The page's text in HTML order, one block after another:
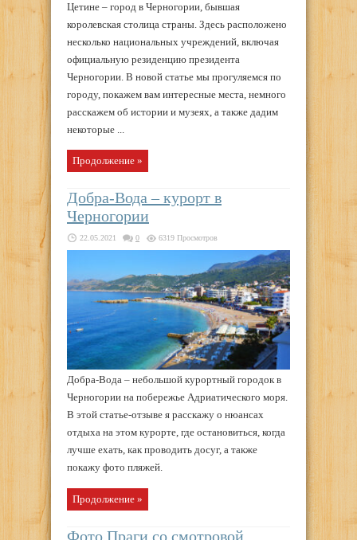
Цетине – город в Черногории, бывшая
королевская столица страны. Здесь расположено
несколько национальных учреждений, включая
официальную резиденцию президента
Черногории. В новой статье мы прогуляемся по
городу, покажем вам интересные места, немного
расскажем об истории и музеях, а также дадим
некоторые ...
Продолжение »
Добра-Вода – курорт в
Черногории
22.05.2021 0 6319 Просмотров
Добра-Вода – небольшой курортный городок в
Черногории на побережье Адриатического моря.
В этой статье-отзыве я расскажу о нюансах
отдыха на этом курорте, где остановиться, когда
лучше ехать, как проводить досуг, а также
покажу фото пляжей.
Продолжение »
Фото Праги со смотровой